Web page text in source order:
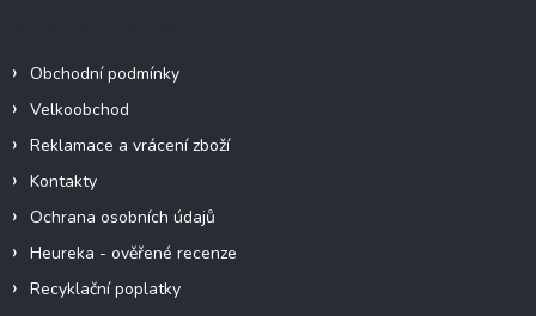
Obchodní podmínky
Velkoobchod
Reklamace a vrácení zboží
Kontakty
Ochrana osobních údajů
Heureka - ověřené recenze
Recyklační poplatky